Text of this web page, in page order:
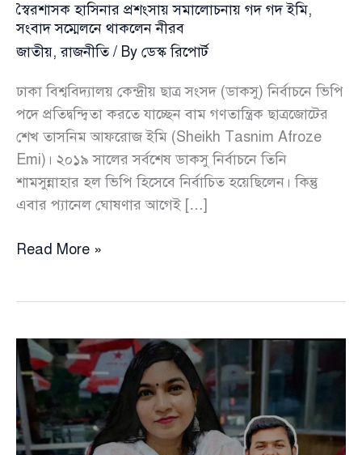
স্বৈরশাসক হাসিনার প্রশংসায় সমালোচনায় গদ গদ ইমি,
সংবাদ সম্মেলনে থাকলেন নীরব
জাতীয়,রাজনীতি/ By ডেস্ক রিপোর্ট
ঢাকা বিশ্ববিদ্যালয় কেন্দ্রীয় ছাত্র সংসদ (ডাকসু) নির্বাচনে ভিপি
পদে প্রতিদ্বন্দ্বিতা করতে যাচ্ছেন বাম গণতান্ত্রিক ছাত্রজোটের
শেখ তাসনিম আফরোজ ইমি (Sheikh Tasnim Afroze
Emi)। ২০১৯ সালের সর্বশেষ ডাকসু নির্বাচনে তিনি
শামসুন্নাহার হল ভিপি হিসেবে নির্বাচিত হয়েছিলেন। কিন্তু
এবার প্যানেল ঘোষণার আগেই […]
স্বৈরশাসক
গদ
গদ
ইমি,
সংবাদ
সম্মেলনে
Read More »